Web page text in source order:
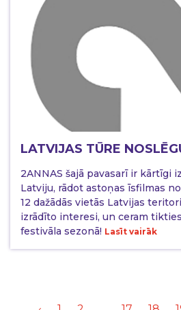
LATVIJAS TŪRE
2ANNAS šajā pavasarī ir kārtīgi
Latviju, rādot astoņas īsfilmas
12 dažādās vietās Latvijas
izrādīto interesi, un ceram
festivāla sezonā! Lasīt vairāk